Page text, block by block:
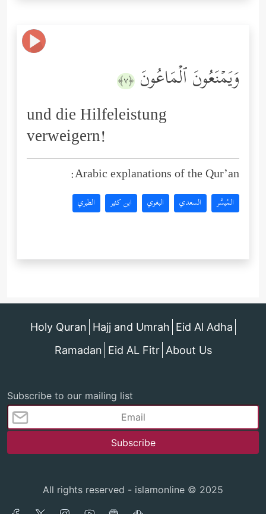
وَیَمۡنَعُونَ ٱلۡمَاعُونَ ﴿٧﴾
und die Hilfeleistung
verweigern!
Arabic explanations of the Qur’an:
المُيسَّر السعدي البغوي ابن كثير الطبري
Holy Quran Hajj and Umrah Eid Al Adha
Ramadan Eid AL Fitr About Us
Subscribe to our mailing list
All rights reserved - islamonline © 2025